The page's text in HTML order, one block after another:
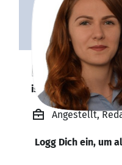
Lia
ist offen für
Angestellt,
Logg Dich ein, um